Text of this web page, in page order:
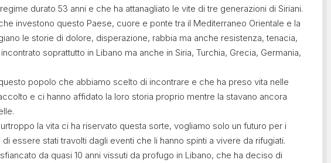
durato 53 anni e che ha attanagliato le vite di tre generazioni di Siriani.
investono questo Paese, cuore e ponte tra il Mediterraneo Orientale e la
le storie di dolore, disperazione, rabbia ma anche resistenza, tenacia,
soprattutto in Libano ma anche in Siria, Turchia, Grecia, Germania,
popolo che abbiamo scelto di incontrare e che ha preso vita nelle
e ci hanno affidato la loro storia proprio mentre la stavano ancora
la vita ci ha riservato questa sorte, vogliamo solo un futuro per i
essere stati travolti dagli eventi che li hanno spinti a vivere da rifugiati.
da quasi 10 anni vissuti da profugo in Libano, che ha deciso di